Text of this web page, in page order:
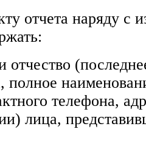
отчета наряду с
полное
телефона,
лица,